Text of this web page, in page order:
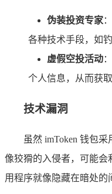
伪装投资专家
各种技术手段，如
虚假空投活动
个人信息，从而获
技术漏洞
虽然 imToken 钱包
像狡猾的入侵者，可能会
用程序就像隐藏在暗处的